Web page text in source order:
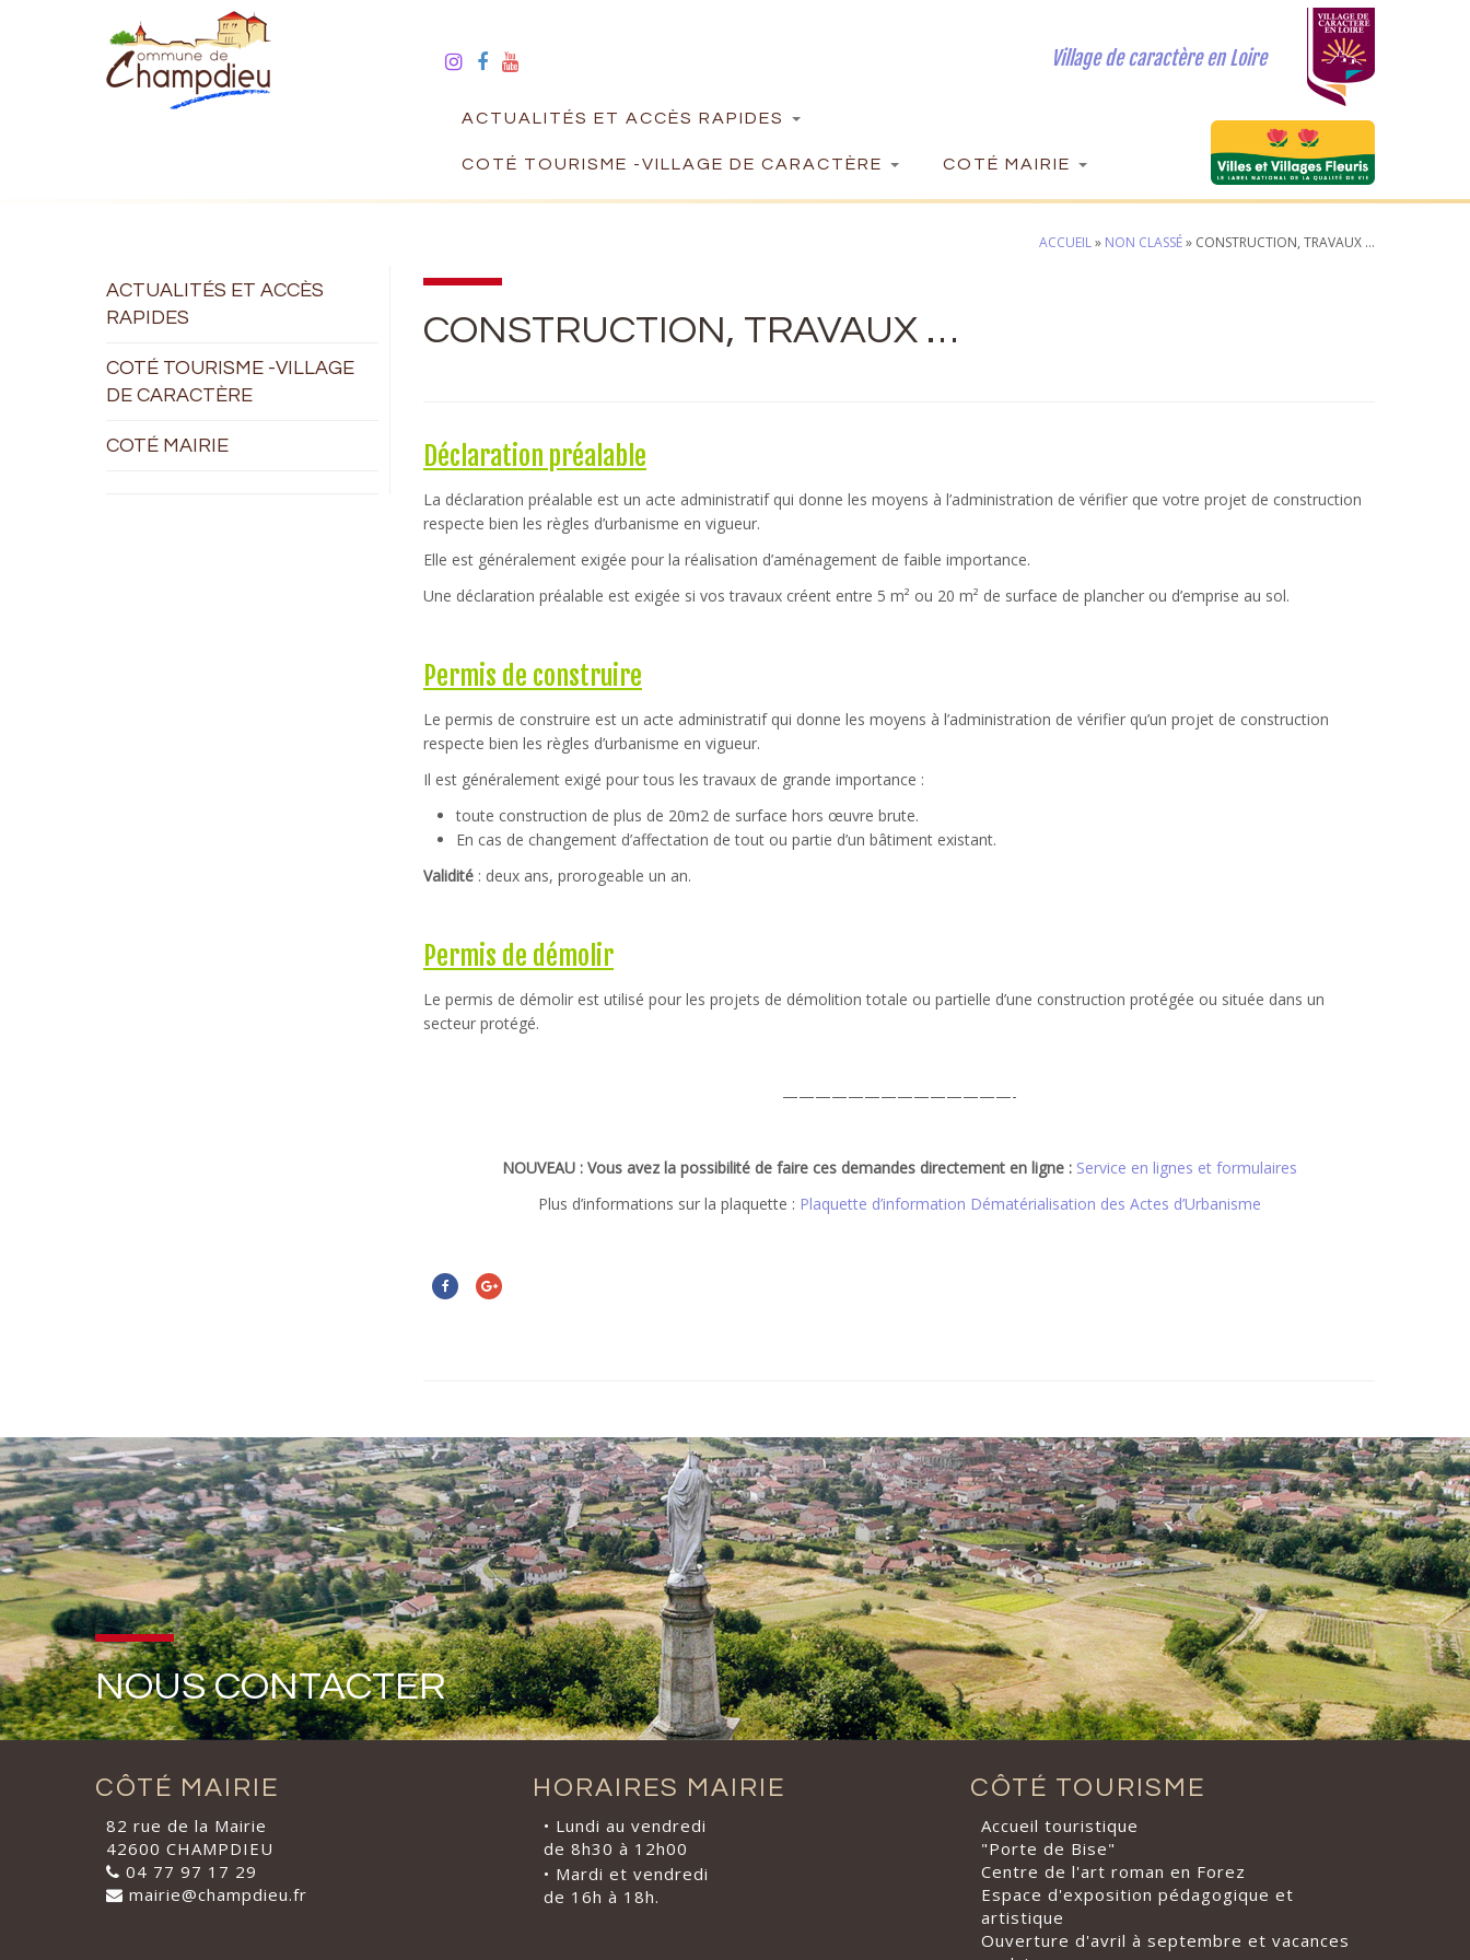
Village de caractère en Loire
ACTUALITÉS ET ACCÈS RAPIDES
COTÉ TOURISME -VILLAGE DE CARACTÈRE COTÉ MAIRIE
ACCUEIL» NON CLASSÉ» CONSTRUCTION, TRAVAUX …
ACTUALITÉS ET ACCÈS
RAPIDES
COTÉ TOURISME -VILLAGE
DE CARACTÈRE
COTÉ MAIRIE
CONSTRUCTION, TRAVAUX …
Déclaration préalable
La déclaration préalable est un acte administratif qui donne les moyens à l’administration de vérifier que votre projet de construction
respecte bien les règles d’urbanisme en vigueur.
Elle est généralement exigée pour la réalisation d’aménagement de faible importance.
Une déclaration préalable est exigée si vos travaux créent entre 5 m² ou 20 m² de surface de plancher ou d’emprise au sol.
Permis de construire
Le permis de construire est un acte administratif qui donne les moyens à l’administration de vérifier qu’un projet de construction
respecte bien les règles d’urbanisme en vigueur.
Il est généralement exigé pour tous les travaux de grande importance :
toute construction de plus de 20m2 de surface hors œuvre brute.
En cas de changement d’affectation de tout ou partie d’un bâtiment existant.
Validité : deux ans, prorogeable un an.
Permis de démolir
Le permis de démolir est utilisé pour les projets de démolition totale ou partielle d’une construction protégée ou située dans un
secteur protégé.
——————————————-
NOUVEAU : Vous avez la possibilité de faire ces demandes directement en ligne : Service en lignes et formulaires
Plus d’informations sur la plaquette : Plaquette d’information Dématérialisation des Actes d’Urbanisme
NOUS CONTACTER
CÔTÉ MAIRIE
82 rue de la Mairie
42600 CHAMPDIEU
04 77 97 17 29
mairie@champdieu.fr
HORAIRES MAIRIE
• Lundi au vendredi
de 8h30 à 12h00
• Mardi et vendredi
de 16h à 18h.
CÔTÉ TOURISME
Accueil touristique
"Porte de Bise"
Centre de l'art roman en Forez
Espace d'exposition pédagogique et
artistique
Ouverture d'avril à septembre et vacances